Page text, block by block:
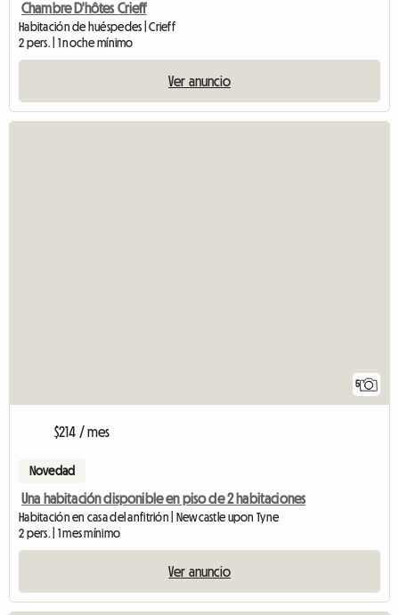
Chambre D'hôtes Crieff
Habitación de huéspedes | Crieff
2 pers. | 1 noche mínimo
Ver anuncio
5
$214 / mes
Novedad
Una habitación disponible en piso de 2 habitaciones
Habitación en casa del anfitrión | Newcastle upon Tyne
2 pers. | 1 mes mínimo
Ver anuncio